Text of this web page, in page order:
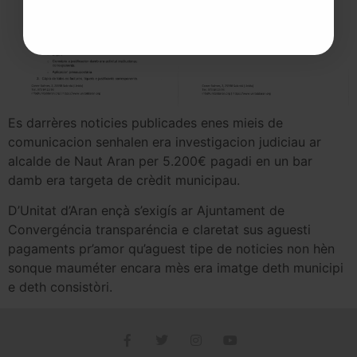
Es darrères noticies publicades enes mieis de
comunicacion senhalen era investigacion judiciau ar
alcalde de Naut Aran per 5.200€ pagadi en un bar
damb era targeta de crèdit municipau.
D’Unitat d’Aran ençà s’exigís ar Ajuntament de
Convergéncia transparéncia e claretat sus aguesti
pagaments pr’amor qu’aguest tipe de noticies non hèn
sonque mauméter encara mès era imatge deth municipi
e deth consistòri.